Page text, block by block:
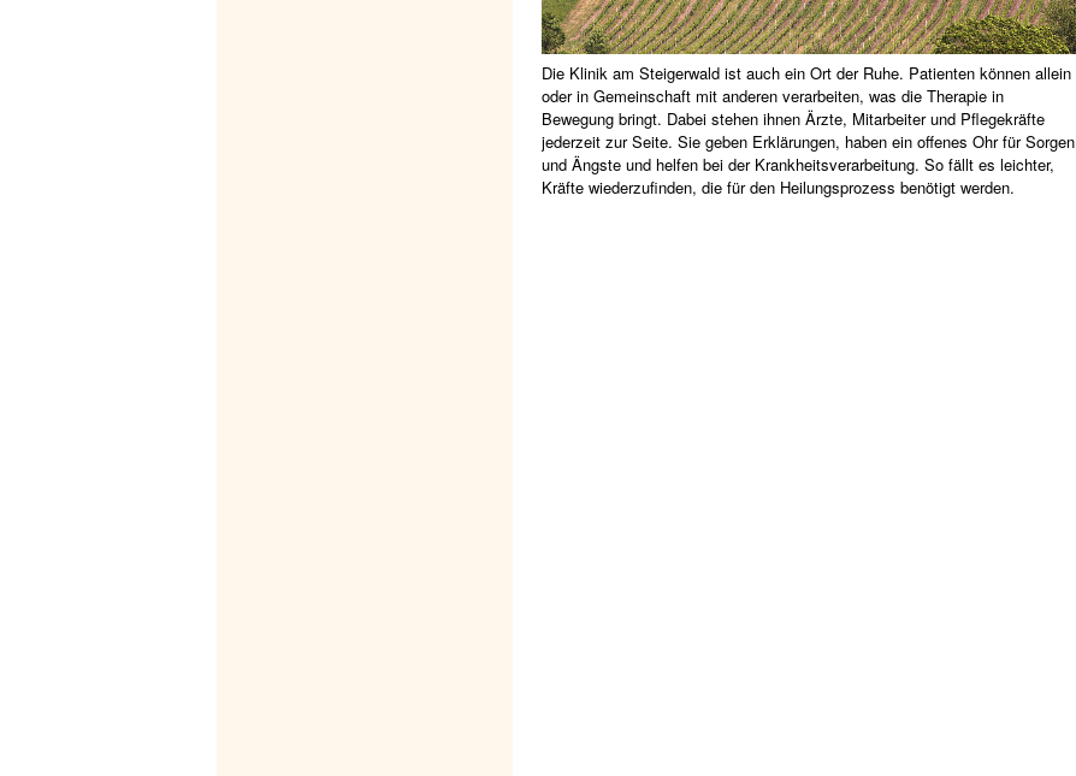
Die Klinik am Steigerwald ist auch ein Ort der Ruhe. Patienten können allein
oder in Gemeinschaft mit anderen verarbeiten, was die Therapie in
Bewegung bringt. Dabei stehen ihnen Ärzte, Mitarbeiter und Pflegekräfte
jederzeit zur Seite. Sie geben Erklärungen, haben ein offenes Ohr für Sorgen
und Ängste und helfen bei der Krankheitsverarbeitung. So fällt es leichter,
Kräfte wiederzufinden, die für den Heilungsprozess benötigt werden.